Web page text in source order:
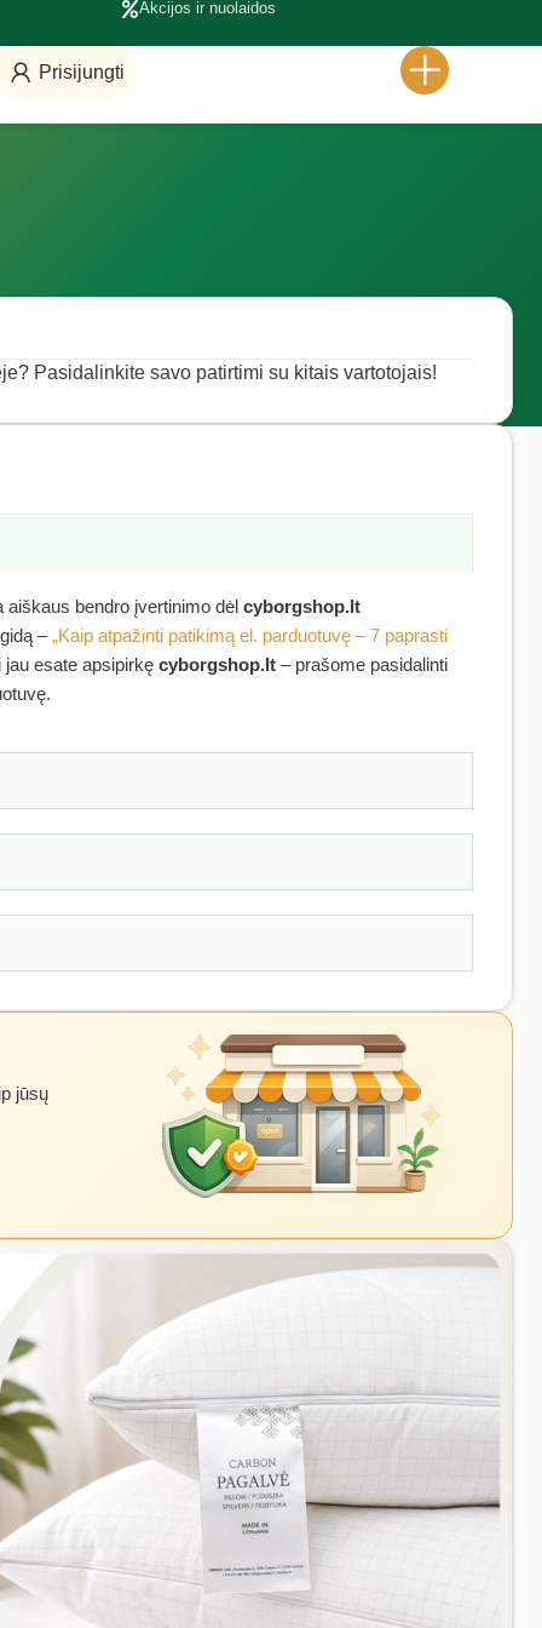
Akcijos ir nuolaidos
Prisijungti
Pasidalinkite savo patirtimi su kitais vartotojais!
aiškaus bendro įvertinimo dėl cyborgshop.lt
–„Kaip atpažinti patikimą el. parduotuvę – 7 paprasti
jau esate apsipirkę cyborgshop.lt – prašome pasidalinti
jūsų